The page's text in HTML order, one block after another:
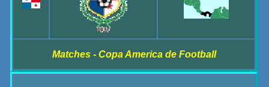
Matches - Copa America de Football